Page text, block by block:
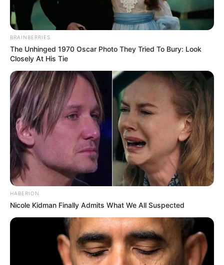
eCycle
2. Lembrancinha de Páscoa com rolo de papel
O rolo de papel higiênico também é um material
muito versátil! Ele serve para fazer diversos
enfeites, dentre eles os de Páscoa.
Se você tiver crianças em casa, elas irão amar os
coelhinhos
feitos desse material.
BRAINBERRIES
The Unhinged 1970 Oscar Photo They Tried To Bury: Look
Closely At His Tie
HABERION
Nicole Kidman Finally Admits What We All Suspected